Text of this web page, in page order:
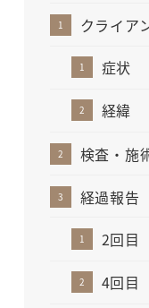
クライア
症状
経緯
検査・施
経過報告
2回目
4回目